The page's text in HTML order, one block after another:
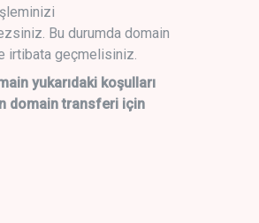
Bu durumda domain
irtibata geçmelisiniz.
yukarıdaki koşulları
domain transferi için